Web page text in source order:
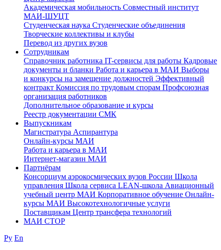
Академическая мобильность Совместный институт
МАИ-ШУЦТ
Студенческая наука Студенческие объединения
Творческие коллективы и клубы
Перевод из других вузов
Сотрудникам
Cправочник работника IT-сервисы для работы Кадровые
документы и бланки Работа и карьера в МАИ Выборы
и конкурсы на замещение должностей Эффективный
контракт Комиссия по трудовым спорам Профсоюзная
организация работников
Дополнительное образование и курсы
Реестр документации СМК
Выпускникам
Магистратура Аспирантура
Онлайн-курсы МАИ
Работа и карьера в МАИ
Интернет-магазин МАИ
Партнёрам
Консорциум аэрокосмических вузов России Школа
управления Школа сервиса LEAN-школа Авиационный
учебный центр МАИ Корпоративное обучение Онлайн-
курсы МАИ Высокотехнологичные услуги
Поставщикам Центр трансфера технологий
МАИ СТОР
Ру En